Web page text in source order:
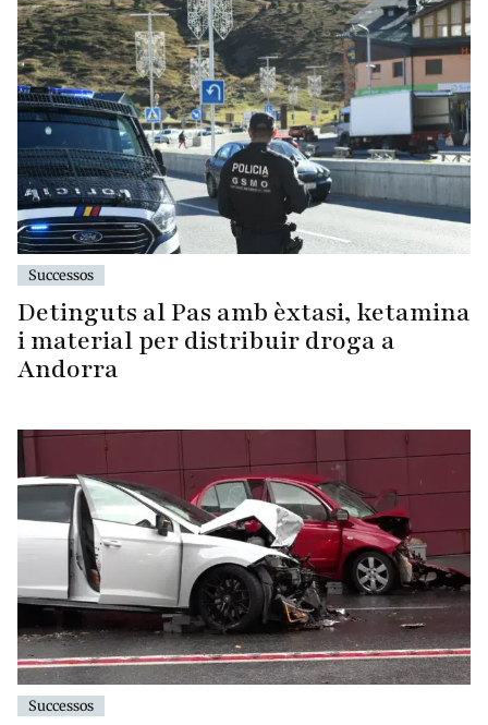
Successos
Detinguts al Pas amb èxtasi, ketamina
i material per distribuir droga a
Andorra
Successos